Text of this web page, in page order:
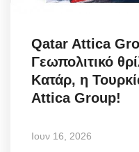
Greece
Entertainment
Arts & Culture
Qatar Attica
Γεωπολιτικό
Κατάρ, η
Attica Group!
Ιουν 16, 2026